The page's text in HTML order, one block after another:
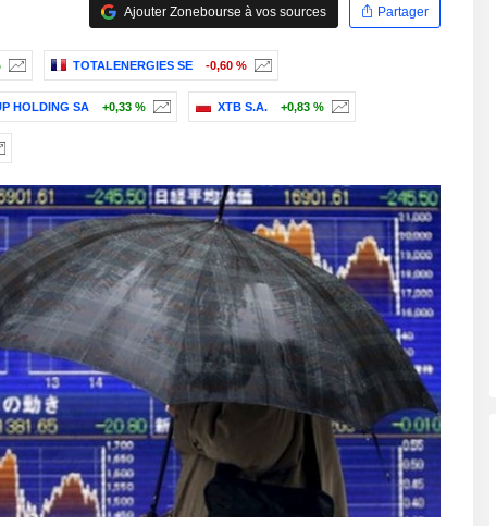
Ajouter Zonebourse à vos sources
Partager
TOTALENERGIES SE -0,60 %
HOLDING SA +0,33 % XTB S.A. +0,83 %